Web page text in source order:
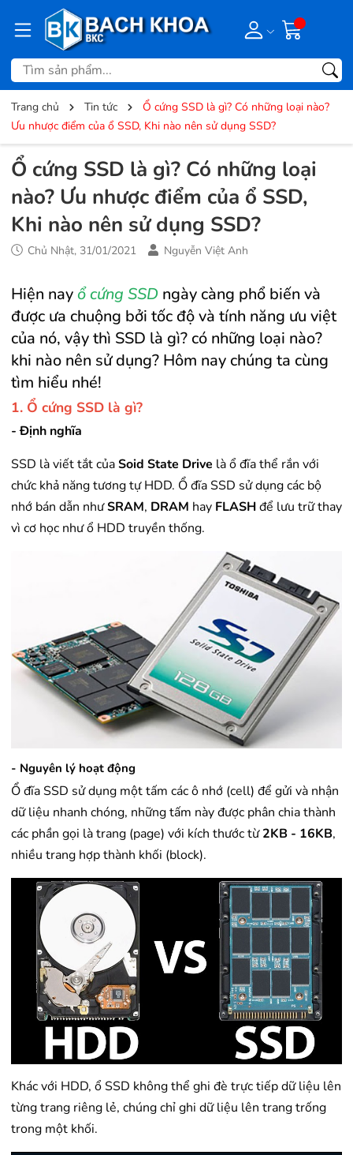
Trang chủ Tin tức
Ổ cứng SSD là gì? Có những loại nào?
Ưu nhược điểm của ổ SSD, Khi nào nên sử dụng SSD?
Ổ cứng SSD là gì? Có những loại
nào? Ưu nhược điểm của ổ SSD,
Khi nào nên sử dụng SSD?
Chủ Nhật, 31/01/2021 Nguyễn Việt Anh
Hiện nayổ cứng SSD ngày càng phổ biến và
được ưa chuộng bởi tốc độ và tính năng ưu việt
của nó, vậy thì SSD là gì? có những loại nào?
khi nào nên sử dụng? Hôm nay chúng ta cùng
tìm hiểu nhé!
1. Ổ cứng SSD là gì?
- Định nghĩa
SSD là viết tắt củaSoid State Drive là ổ đĩa thể rắn với
chức khả năng tương tự HDD. Ổ đĩa SSD sử dụng các bộ
nhớ bán dẫn nhưSRAM, DRAM hay FLASHđể lưu trữ thay
vì cơ học như ổ HDD truyền thống.
- Nguyên lý hoạt động
Ổ đĩa SSD sử dụng một tấm các ô nhớ (cell) để gửi và nhận
dữ liệu nhanh chóng, những tấm này được phân chia thành
các phần gọi là trang (page) với kích thước từ2KB - 16KB,
nhiều trang hợp thành khối (block).
Khác với HDD, ổ SSD không thể ghi đè trực tiếp dữ liệu lên
từng trang riêng lẻ, chúng chỉ ghi dữ liệu lên trang trống
trong một khối.